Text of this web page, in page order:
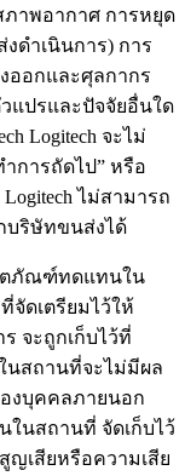
ภาพอากาศ การหยุด
ดำเนินการ) การ
ออกและศุลกากร
แปรและปัจจัยอื่นใด
Logitech จะไม่
การถัดไป” หรือ
ไม่สามารถ
บริษัทขนส่งได้
ตภัณฑ์ทดแทนใน
ดเตรียมไว้ให้
จะถูกเก็บไว้ที่
สถานที่จะไม่มีผล
งบุคคลภายนอก
นสถานที่ จัดเก็บไว้
ญเสียหรือความเสีย